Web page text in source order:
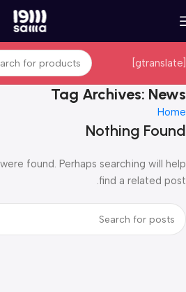
Tag Archives: News
Home
Nothing Found
found. Perhaps searching will help
find a related post.